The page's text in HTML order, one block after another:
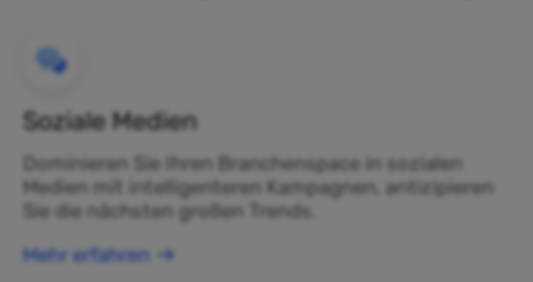
Soziale Medien
Dominieren Sie Ihren Branchenspace in sozialen
Medien mit intelligenteren Kampagnen, antizipieren
Sie die nächsten großen Trends.
Mehr erfahren